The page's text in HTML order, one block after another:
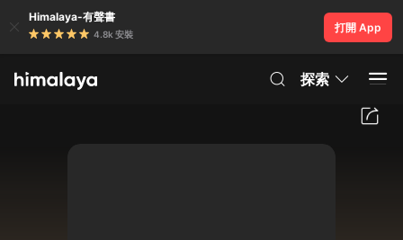
Himalaya-有聲書
4.8k 安裝
打開 App
探索